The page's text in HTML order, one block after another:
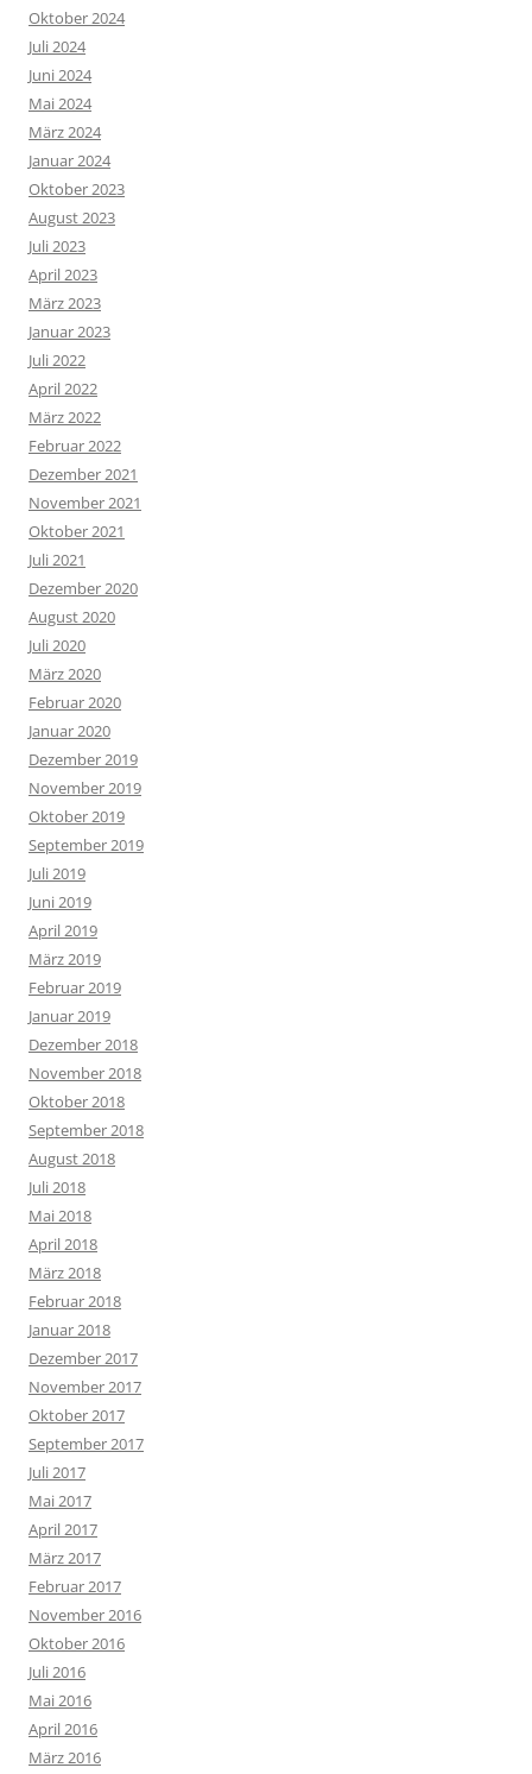
Oktober 2024
Juli 2024
Juni 2024
Mai 2024
März 2024
Januar 2024
Oktober 2023
August 2023
Juli 2023
April 2023
März 2023
Januar 2023
Juli 2022
April 2022
März 2022
Februar 2022
Dezember 2021
November 2021
Oktober 2021
Juli 2021
Dezember 2020
August 2020
Juli 2020
März 2020
Februar 2020
Januar 2020
Dezember 2019
November 2019
Oktober 2019
September 2019
Juli 2019
Juni 2019
April 2019
März 2019
Februar 2019
Januar 2019
Dezember 2018
November 2018
Oktober 2018
September 2018
August 2018
Juli 2018
Mai 2018
April 2018
März 2018
Februar 2018
Januar 2018
Dezember 2017
November 2017
Oktober 2017
September 2017
Juli 2017
Mai 2017
April 2017
März 2017
Februar 2017
November 2016
Oktober 2016
Juli 2016
Mai 2016
April 2016
März 2016